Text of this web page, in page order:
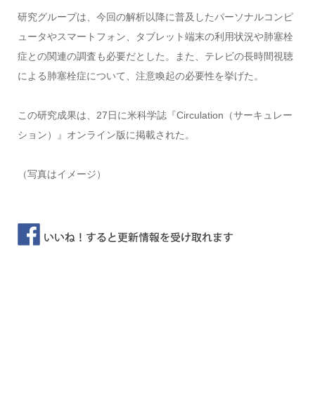
研究グループは、今回の解析以降に普及したパーソナルコンピ
ュータやスマートフォン、タブレット端末の利用状況や肺塞栓
症との関連の調査も必要だとした。また、テレビの長時間視聴
による肺塞栓症について、注意喚起の必要性を挙げた。
この研究成果は、27日に米科学誌『Circulation（サーキュレー
ション）』オンライン版に掲載された。
（写真はイメージ）